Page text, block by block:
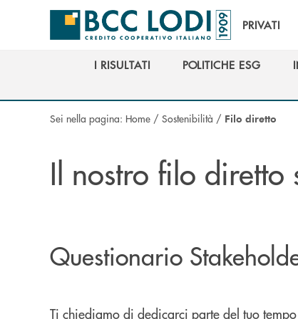
Salta al contenuto principale
PRIVATI
I RISULTATI
POLITICHE ESG
Sei nella pagina: Home / Sostenibilità / Filo diretto
Il nostro filo diretto
Questionario
Ti chiediamo di dedicarci parte del tuo